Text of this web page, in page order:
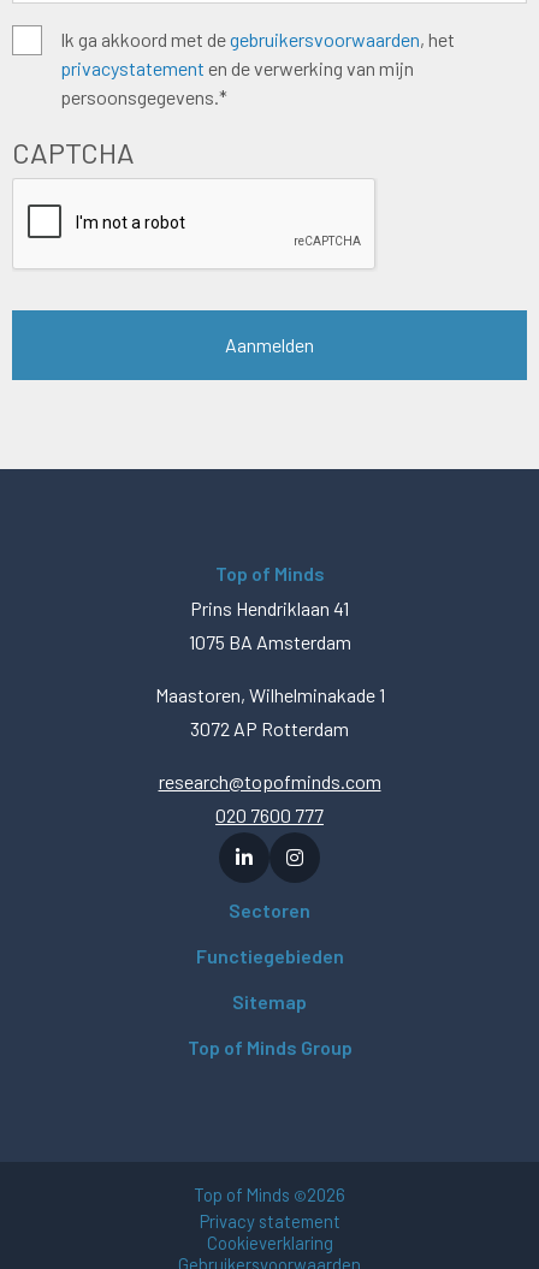
Algemene
voorwaarden *
Ik ga akkoord met degebruikersvoorwaarden, het
privacystatement en de verwerking van mijn
persoonsgegevens.*
CAPTCHA
Top of Minds
Prins Hendriklaan 41
1075 BA Amsterdam
Maastoren, Wilhelminakade 1
3072 AP Rotterdam
research@topofminds.com
020 7600 777
Sectoren
Functiegebieden
Sitemap
Top of Minds Group
Top of Minds ©2026
Privacy statement
Cookieverklaring